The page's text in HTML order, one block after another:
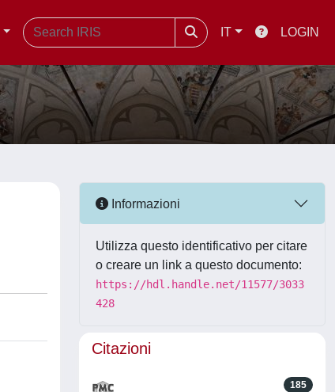
IT LOGIN
Informazioni
Utilizza questo identificativo per citare
o creare un link a questo documento:
https://hdl.handle.net/11577/3033
428
Citazioni
185